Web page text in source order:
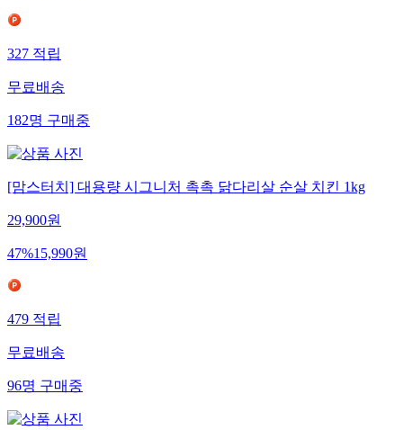
327적립
무료배송
182명구매중
[맘스터치] 대용량 시그니처 촉촉 닭다리살 순살 치킨 1kg
29,900원
47%15,990원
479적립
무료배송
96명구매중